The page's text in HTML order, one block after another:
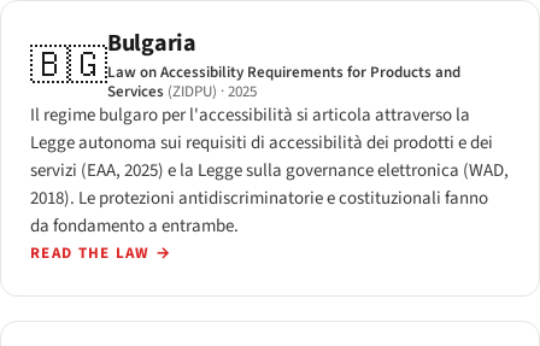
🇧🇬Bulgaria
Law on Accessibility Requirements for Products and
Services (ZIDPU) · 2025
Il regime bulgaro per l'accessibilità si articola attraverso la
Legge autonoma sui requisiti di accessibilità dei prodotti e dei
servizi (EAA, 2025) e la Legge sulla governance elettronica (WAD,
2018). Le protezioni antidiscriminatorie e costituzionali fanno
da fondamento a entrambe.
READ THE LAW →